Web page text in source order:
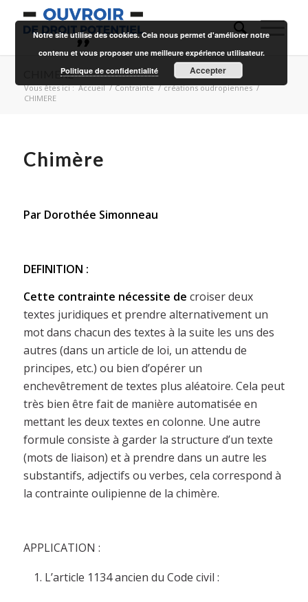
CHIMERE
Vous êtes ici : Accueil / Contrainte / créations oudropiennes /
CHIMERE
Chimère
Par Dorothée Simonneau
DEFINITION :
Cette contrainte nécessite de croiser deux
textes juridiques et prendre alternativement un
mot dans chacun des textes à la suite les uns des
autres (dans un article de loi, un attendu de
principes, etc.) ou bien d’opérer un
enchevêtrement de textes plus aléatoire. Cela peut
très bien être fait de manière automatisée en
mettant les deux textes en colonne. Une autre
formule consiste à garder la structure d’un texte
(mots de liaison) et à prendre dans un autre les
substantifs, adjectifs ou verbes, cela correspond à
la contrainte oulipienne de la chimère.
APPLICATION :
L’article 1134 ancien du Code civil :
Notre site utilise des cookies. Cela nous permet d'améliorer notre
contenu et vous proposer une meilleure expérience utilisateur.
Politique de confidentialité
Accepter